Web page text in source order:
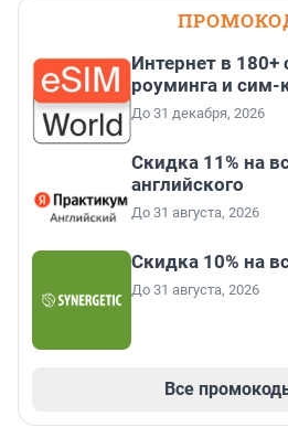
Интернет в 180+
роуминга и сим-
До 31 декабря, 2026
Скидка 11% на
английского
До 31 августа, 2026
Скидка 10% на
До 31 августа, 2026
Все